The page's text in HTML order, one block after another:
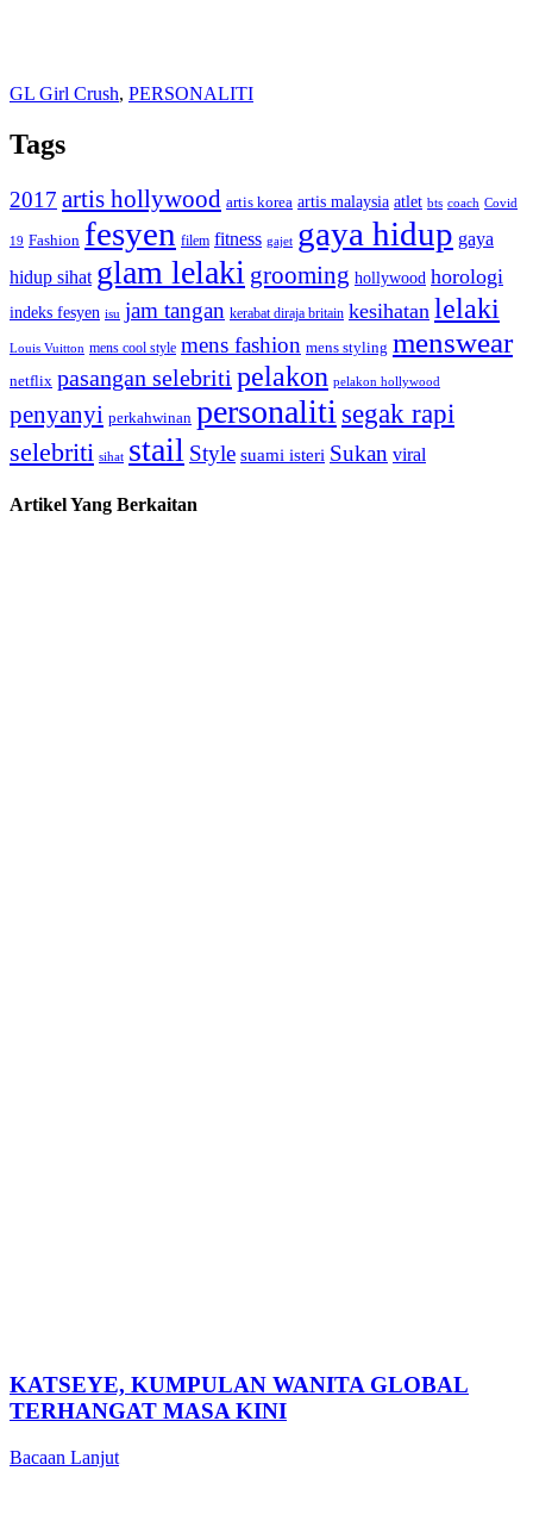
GL Girl Crush, PERSONALITI
Tags
2017 artis hollywood artis korea artis malaysia atlet bts coach Covid
19 Fashion fesyen filem fitness gajet gaya hidup gaya
hidup sihat glam lelaki grooming hollywood horologi
indeks fesyen isu jam tangan kerabat diraja britain kesihatan lelaki
Louis Vuitton mens cool style mens fashion mens styling menswear
netflix pasangan selebriti pelakon pelakon hollywood
penyanyi perkahwinan personaliti segak rapi
selebriti sihat stail Style suami isteri Sukan viral
Artikel Yang Berkaitan
KATSEYE, KUMPULAN WANITA GLOBAL
TERHANGAT MASA KINI
Bacaan Lanjut